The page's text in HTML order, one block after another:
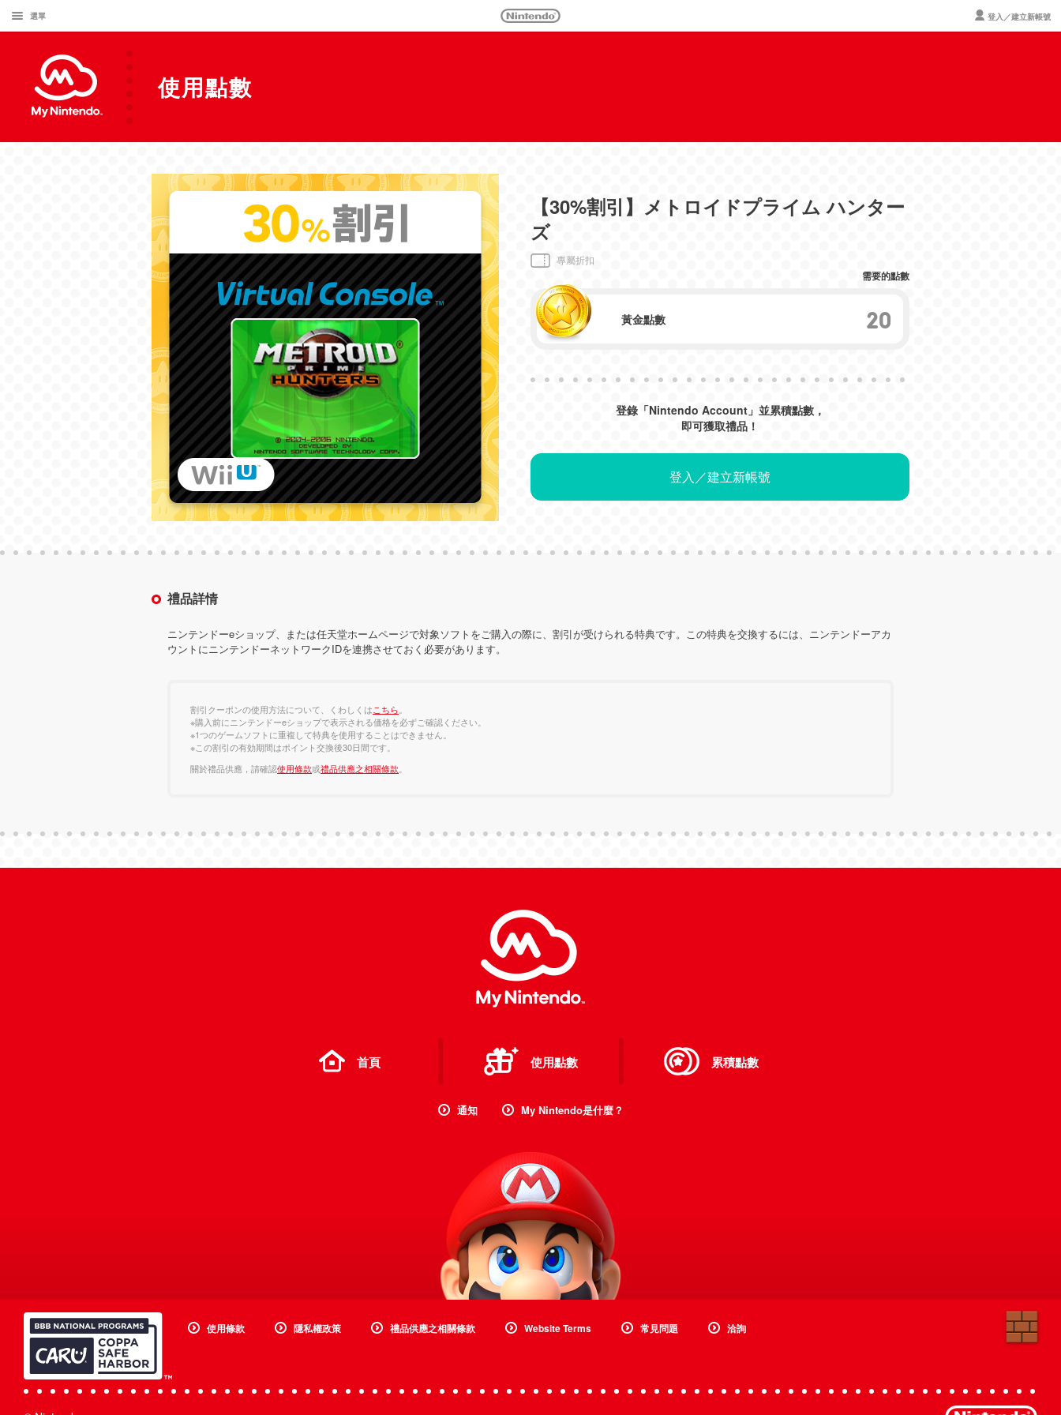
選單 登入／建立新帳號
使用點數
【30%割引】メトロイドプライム ハンター
ズ
專屬折扣
需要的點數
黃金點數 20
登錄「Nintendo Account」並累積點數，
即可獲取禮品！
登入／建立新帳號
禮品詳情
ニンテンドーeショップ、または任天堂ホームページで対象ソフトをご購入の際に、割引が受けられる特典です。この特典を交換するには、ニンテンドーアカ
ウントにニンテンドーネットワークIDを連携させておく必要があります。
割引クーポンの使用方法について、くわしくはこちら
※購入前にニンテンドーeショップで表示される価格を必ずご確認ください。
※1つのゲームソフトに重複して特典を使用することはできません。
※この割引の有効期間はポイント交換後30日間です。
關於禮品供應，請確認使用條款或禮品供應之相關條款
首頁 使用點數 累積點數
通知 My Nintendo是什麼？
使用條款 隱私權政策 禮品供應之相關條款 Website Terms 常見問題 洽詢